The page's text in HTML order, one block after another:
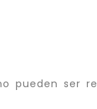
pueden ser